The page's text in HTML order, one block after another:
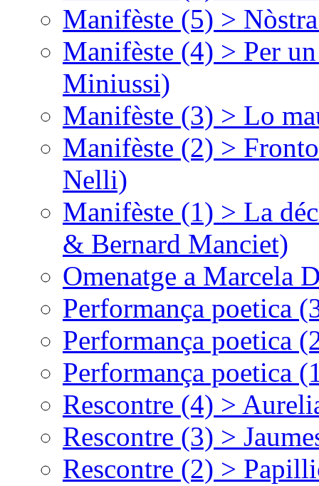
Manifèste (5) >
Manifèste (4) > Per
Miniussi)
Manifèste (3) > Lo
Manifèste (2) >
Nelli)
Manifèste (1) > La
& Bernard Manciet)
Omenatge a Marcela
Performança poetica
Performança poetica
Performança poetica
Rescontre (4) >
Rescontre (3) >
Rescontre (2) >